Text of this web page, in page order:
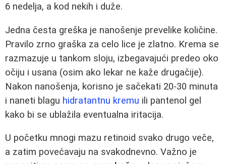
6 nedelja, a kod nekih i duže.
Jedna česta greška je nanošenje prevelike količine.
Pravilo zrno graška za celo lice je zlatno. Krema se
razmazuje u tankom sloju, izbegavajući predeo oko
očiju i usana (osim ako lekar ne kaže drugačije).
Nakon nanošenja, korisno je sačekati 20-30 minuta
i naneti blagu hidratantnu kremu ili pantenol gel
kako bi se ublažila eventualna iritacija.
U početku mnogi mazu retinoid svako drugo veče,
a zatim povećavaju na svakodnevno. Važno je